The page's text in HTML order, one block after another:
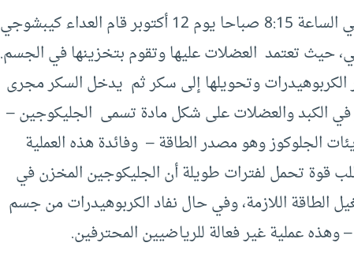
وأضاف دكتور ميرس قبل انطلاق الماراثون في الساعة 8:15 صباحا يوم 12 أكتوبر قام العداء كيبشوجي
حيث تعتمد العضلات عليها وتقوم بتخزينها في الجسم.
الكربوهيدرات وتحويلها إلى سكر ثم يدخل السكر مجرى
في الكبد والعضلات على شكل مادة تسمى الجليكوجين –
الجلوكوز وهو مصدر الطاقة – وفائدة هذه العملية
قوة تحمل لفترات طويلة أن الجليكوجين المخزن في
الطاقة اللازمة، وفي حال نفاد الكربوهيدرات من جسم
عملية غير فعالة للرياضيين المحترفين.